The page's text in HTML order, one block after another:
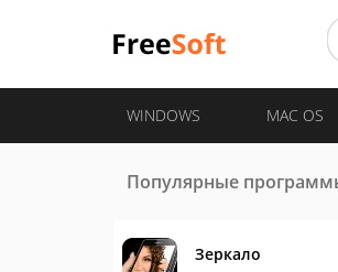
WINDOWS MAC OS
Популярные
Зеркало